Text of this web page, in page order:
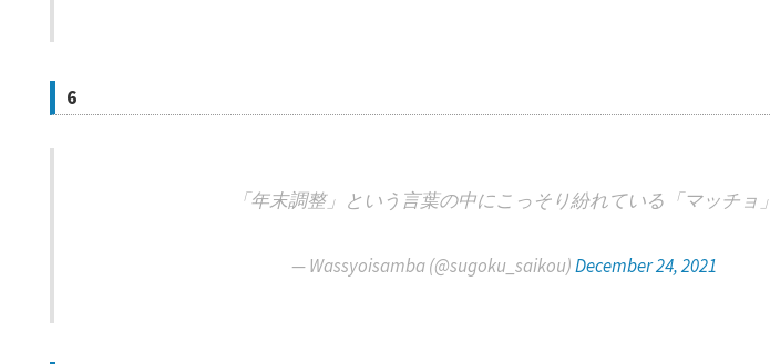
6
「年末調整」という言葉の中にこっそり紛れている「マッチョ」
— Wassyoisamba (@sugoku_saikou)December 24, 2021